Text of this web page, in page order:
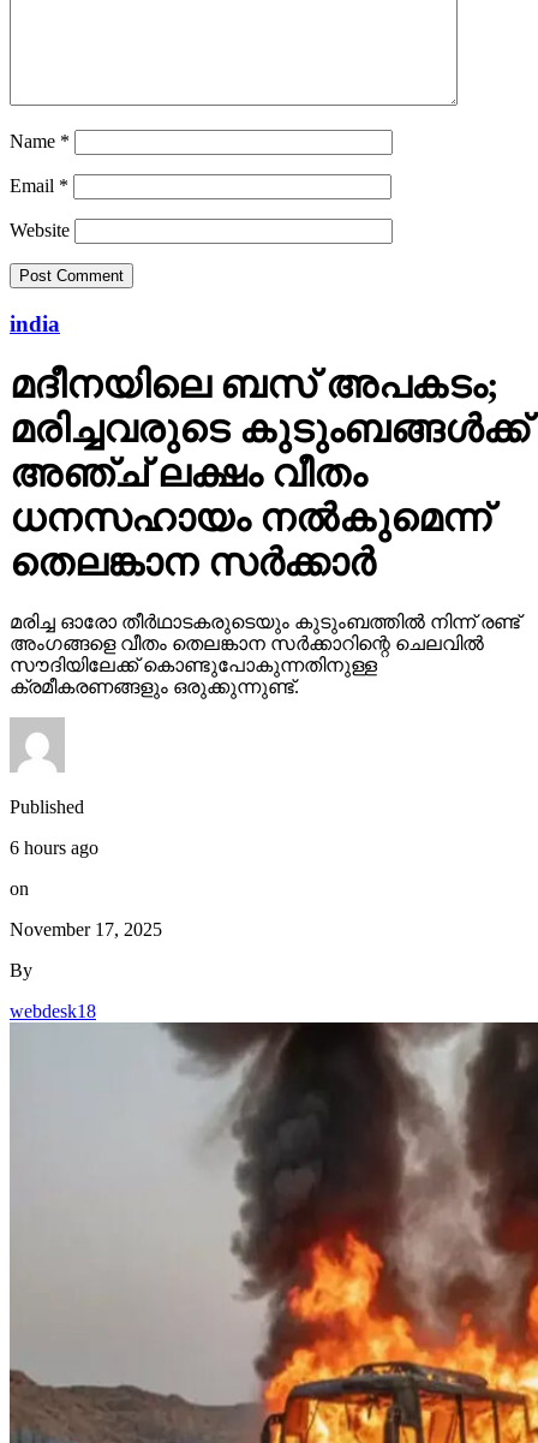
Name *
Email *
Website
india
മദീനയിലെ ബസ് അപകടം;
മരിച്ചവരുടെ കുടുംബങ്ങള്‍ക്ക്
അഞ്ച് ലക്ഷം വീതം
ധനസഹായം നല്‍കുമെന്ന്
തെലങ്കാന സര്‍ക്കാര്‍
മരിച്ച ഓരോ തീര്‍ഥാടകരുടെയും കുടുംബത്തില്‍ നിന്ന് രണ്ട്
അംഗങ്ങളെ വീതം തെലങ്കാന സര്‍ക്കാറിന്റെ ചെലവില്‍
സൗദിയിലേക്ക് കൊണ്ടുപോകുന്നതിനുള്ള
ക്രമീകരണങ്ങളും ഒരുക്കുന്നുണ്ട്.
Published
6 hours ago
on
November 17, 2025
By
webdesk18